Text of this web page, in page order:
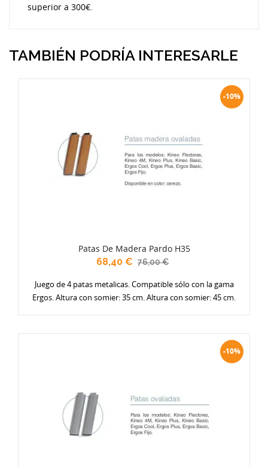
superior a 300€.
TAMBIÉN PODRÍA INTERESARLE
-10%
Patas De Madera Pardo H35
68,40 € 76,00 €
Juego de 4 patas metalicas. Compatible sólo con la gama
Ergos. Altura con somier: 35 cm. Altura con somier: 45 cm.
-10%